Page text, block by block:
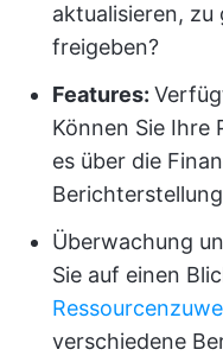
aktualisieren, zu
freigeben?
Features:
Können Sie Ihre
es über die
Überwachung
Sie auf einen
verschiedene